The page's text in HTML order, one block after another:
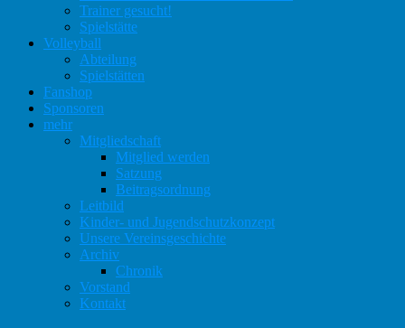
Trainer gesucht!
Spielstätte
Volleyball
Abteilung
Spielstätten
Fanshop
Sponsoren
mehr
Mitgliedschaft
Mitglied werden
Satzung
Beitragsordnung
Leitbild
Kinder- und Jugendschutzkonzept
Unsere Vereinsgeschichte
Archiv
Chronik
Vorstand
Kontakt